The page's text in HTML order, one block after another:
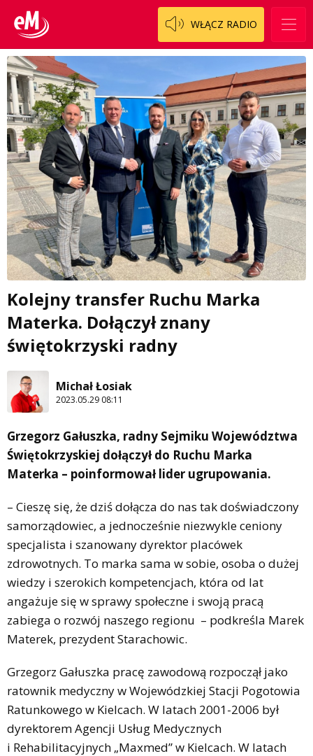
WŁĄCZ RADIO
Kolejny transfer Ruchu Marka
Materka. Dołączył znany
świętokrzyski radny
Michał Łosiak
2023.05.29 08:11
Grzegorz Gałuszka, radny Sejmiku Województwa
Świętokrzyskiej dołączył do Ruchu Marka
Materka – poinformował lider ugrupowania.
– Cieszę się, że dziś dołącza do nas tak doświadczony
samorządowiec, a jednocześnie niezwykle ceniony
specjalista i szanowany dyrektor placówek
zdrowotnych. To marka sama w sobie, osoba o dużej
wiedzy i szerokich kompetencjach, która od lat
angażuje się w sprawy społeczne i swoją pracą
zabiega o rozwój naszego regionu – podkreśla Marek
Materek, prezydent Starachowic.
Grzegorz Gałuszka pracę zawodową rozpoczął jako
ratownik medyczny w Wojewódzkiej Stacji Pogotowia
Ratunkowego w Kielcach. W latach 2001-2006 był
dyrektorem Agencji Usług Medycznych
i Rehabilitacyjnych „Maxmed” w Kielcach. W latach